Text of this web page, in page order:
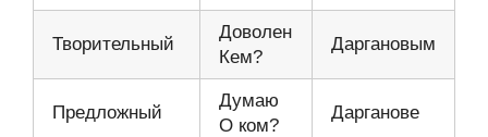
Творительный
Доволен
Кем?
Даргановым
Предложный
Думаю
О ком?
Дарганове